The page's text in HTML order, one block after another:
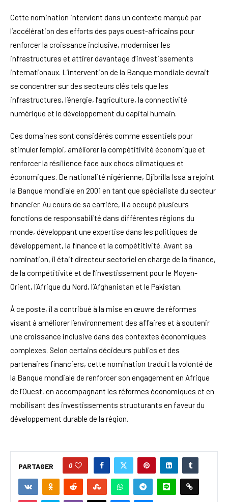
Cette nomination intervient dans un contexte marqué par
l’accélération des efforts des pays ouest-africains pour
renforcer la croissance inclusive, moderniser les
infrastructures et attirer davantage d’investissements
internationaux. L’intervention de la Banque mondiale devrait
se concentrer sur des secteurs clés tels que les
infrastructures, l’énergie, l’agriculture, la connectivité
numérique et le développement du capital humain.
Ces domaines sont considérés comme essentiels pour
stimuler l’emploi, améliorer la compétitivité économique et
renforcer la résilience face aux chocs climatiques et
économiques. De nationalité nigérienne, Djibrilla Issa a rejoint
la Banque mondiale en 2001 en tant que spécialiste du secteur
financier. Au cours de sa carrière, il a occupé plusieurs
fonctions de responsabilité dans différentes régions du
monde, développant une expertise dans les politiques de
développement, la finance et la compétitivité. Avant sa
nomination, il était directeur sectoriel en charge de la finance,
de la compétitivité et de l’investissement pour le Moyen-
Orient, l’Afrique du Nord, l’Afghanistan et le Pakistan.
À ce poste, il a contribué à la mise en œuvre de réformes
visant à améliorer l’environnement des affaires et à soutenir
une croissance inclusive dans des contextes économiques
complexes. Selon certains décideurs publics et des
partenaires financiers, cette nomination traduit la volonté de
la Banque mondiale de renforcer son engagement en Afrique
de l’Ouest, en accompagnant les réformes économiques et en
mobilisant des investissements structurants en faveur du
développement durable de la région.
PARTAGER 0